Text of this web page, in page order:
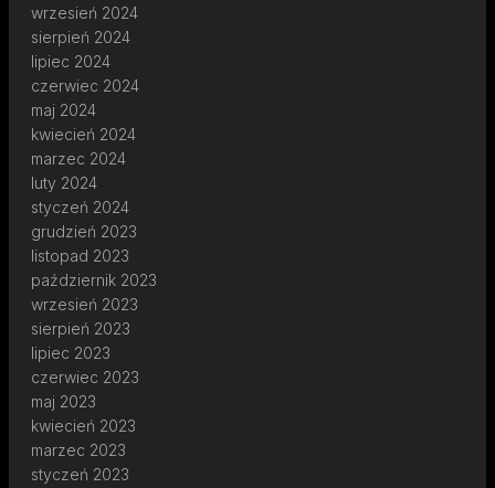
wrzesień 2024
sierpień 2024
lipiec 2024
czerwiec 2024
maj 2024
kwiecień 2024
marzec 2024
luty 2024
styczeń 2024
grudzień 2023
listopad 2023
październik 2023
wrzesień 2023
sierpień 2023
lipiec 2023
czerwiec 2023
maj 2023
kwiecień 2023
marzec 2023
styczeń 2023